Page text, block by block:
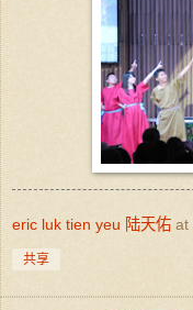
eric luk tien yeu 陆天佑 at
共享